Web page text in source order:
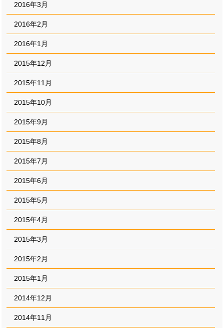
2016年3月
2016年2月
2016年1月
2015年12月
2015年11月
2015年10月
2015年9月
2015年8月
2015年7月
2015年6月
2015年5月
2015年4月
2015年3月
2015年2月
2015年1月
2014年12月
2014年11月